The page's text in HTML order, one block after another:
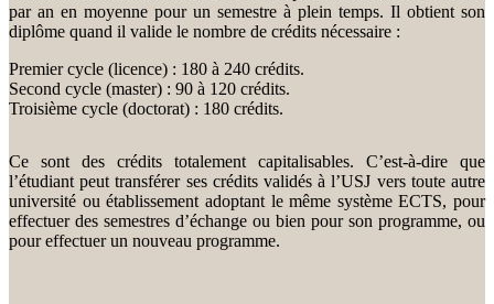
par an en moyenne pour un semestre à plein temps. Il obtient son
diplôme quand il valide le nombre de crédits nécessaire :
Premier cycle (licence) : 180 à 240 crédits.
Second cycle (master) : 90 à 120 crédits.
Troisième cycle (doctorat) : 180 crédits.
Ce sont des crédits totalement capitalisables. C’est-à-dire que
l’étudiant peut transférer ses crédits validés à l’USJ vers toute autre
université ou établissement adoptant le même système ECTS, pour
effectuer des semestres d’échange ou bien pour son programme, ou
pour effectuer un nouveau programme.